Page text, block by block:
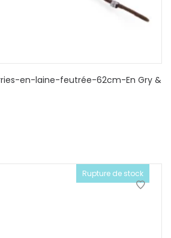
en-laine-feutrée-62cm-En Gry &
Rupture de stock